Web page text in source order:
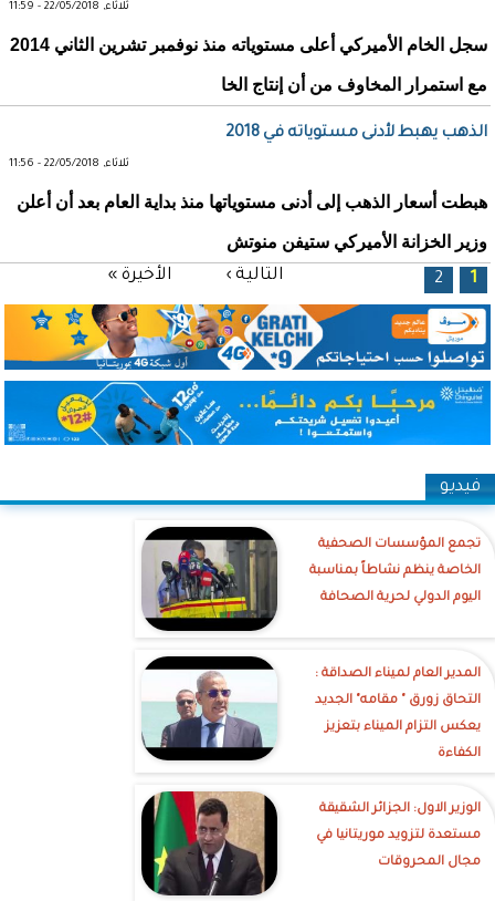
ثلاثاء, 22/05/2018 - 11:59
سجل الخام الأميركي أعلى مستوياته منذ نوفمبر تشرين الثاني 2014
مع استمرار المخاوف من أن إنتاج الخا
الذهب يهبط لأدنى مستوياته في 2018
ثلاثاء, 22/05/2018 - 11:56
هبطت أسعار الذهب إلى أدنى مستوياتها منذ بداية العام بعد أن أعلن
وزير الخزانة الأميركي ستيفن منوتش
الصفحات
1
2 التالية › الأخيرة »
فيديو
تجمع المؤسسات الصحفية
الخاصة ينظم نشاطاً بمناسبة
اليوم الدولي لحرية الصحافة
‎المدير العام لميناء الصداقة :
التحاق زورق " مقامه" الجديد
يعكس التزام الميناء بتعزيز
الكفاءة
الوزير الاول: الجزائر الشقيقة
مستعدة لتزويد موريتانيا في
مجال المحروقات